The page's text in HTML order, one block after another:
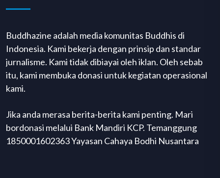
Buddhazine adalah media komunitas Buddhis di
Indonesia. Kami bekerja dengan prinsip dan standar
jurnalisme. Kami tidak dibiayai oleh iklan. Oleh sebab
itu, kami membuka donasi untuk kegiatan operasional
kami.
Jika anda merasa berita-berita kami penting. Mari
bordonasi melalui Bank Mandiri KCP. Temanggung
1850001602363 Yayasan Cahaya Bodhi Nusantara